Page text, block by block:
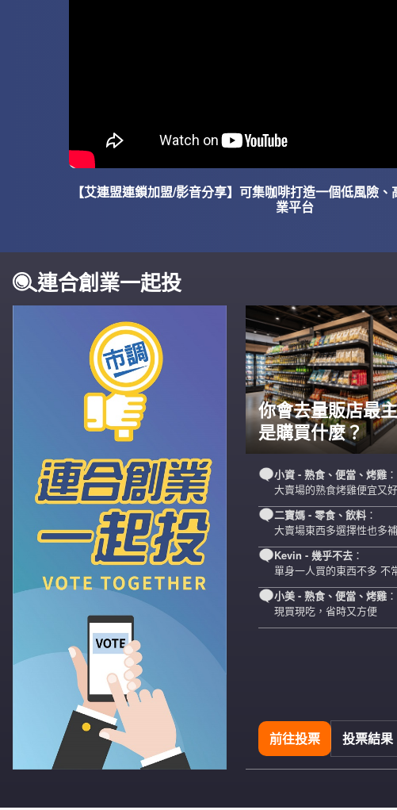
【艾連盟連鎖加盟/影音分享】可集咖啡打造一個低風險
業平台
連合創業一起投
你會去量販店最
是購買什麼？
小資 - 熟食、便當、烤雞 ：
大賣場的熟食烤雞便宜又
二寶媽 - 零食、飲料 ：
大賣場東西多選擇性也多
以一次…
Kevin - 幾乎不去 ：
單身一人買的東西不多 不
小美 - 熟食、便當、烤雞 ：
現買現吃，省時又方便
前往投票 投票結果